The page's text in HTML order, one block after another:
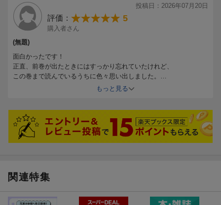
投稿日：2026年07月20日
評価： 5
購入者さん
(無題)
面白かったです！
正直、前巻が出たときにはすっかり忘れていたけれど、
この巻まで読んでいるうちに色々思い出しました。
プロの方にこういう言い方は失礼かも知れないけど、
日本史しかきちんと勉強したことがないので、
この戦いのことも詳しくは知らなかったのが残念に思えます。
そしてまた良いところで終わっている。
松岡さんにはぜひご自愛して頂いてできれば早く続きが読みたいで
もっと見る
関連特集